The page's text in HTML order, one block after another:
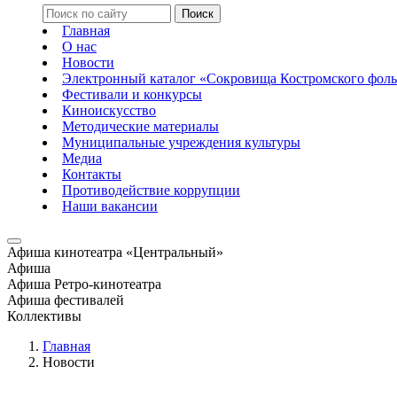
Главная
О нас
Новости
Электронный каталог «Сокровища Костромского
Фестивали и конкурсы
Киноискусство
Методические материалы
Муниципальные учреждения культуры
Медиа
Контакты
Противодействие коррупции
Наши вакансии
Афиша кинотеатра «Центральный»
Афиша
Афиша Ретро-кинотеатра
Афиша фестивалей
Коллективы
Главная
Новости